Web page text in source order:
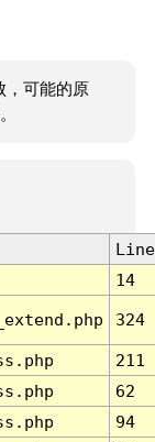
，可能的原
Line
14
324
211
62
94